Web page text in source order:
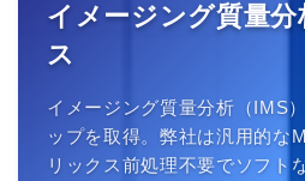
イメージング質量
ス
イメージング質量分析（IMS
ップを取得。弊社は汎用的な
リックス前処理不要でソフト